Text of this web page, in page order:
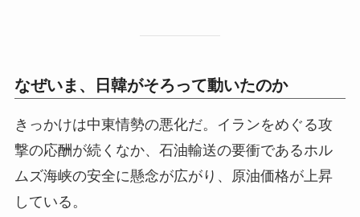
なぜいま、日韓がそろって動いたのか
きっかけは中東情勢の悪化だ。イランをめぐる攻
撃の応酬が続くなか、石油輸送の要衝であるホル
ムズ海峡の安全に懸念が広がり、原油価格が上昇
している。